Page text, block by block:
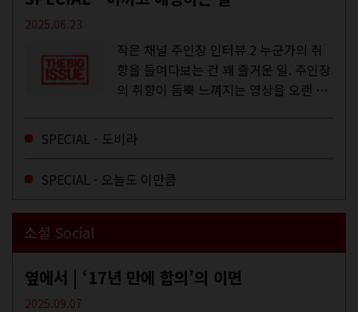
2025.06.23
작은 채널 주인장 인터뷰 2 누군가의 취
향을 들여다보는 건 꽤 즐거운 일. 주인장
의 취향이 듬뿍 느껴지는 영상을 오랜 시
에 스며드는 경험을 하기도 한다. 좀처럼
듣지 않던 장르의 노래를...
SPECIAL - 도비라
SPECIAL - 오늘도 이만큼
소셜 Social
옆에서 | ‘17년 만에 합의’의 이면
2025.09.07